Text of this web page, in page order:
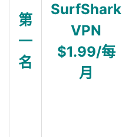
第
一
名
SurfShark
VPN
$1.99/每
月